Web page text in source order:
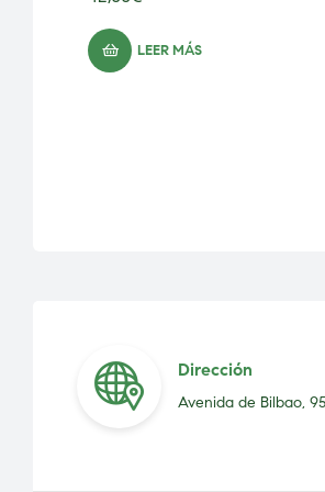
LEER MÁS
Dirección
Avenida de Bilbao,